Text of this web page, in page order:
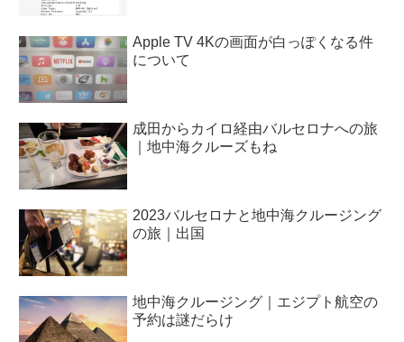
Apple TV 4Kの画面が白っぽくなる件
について
成田からカイロ経由バルセロナへの旅
｜地中海クルーズもね
2023バルセロナと地中海クルージング
の旅｜出国
地中海クルージング｜エジプト航空の
予約は謎だらけ